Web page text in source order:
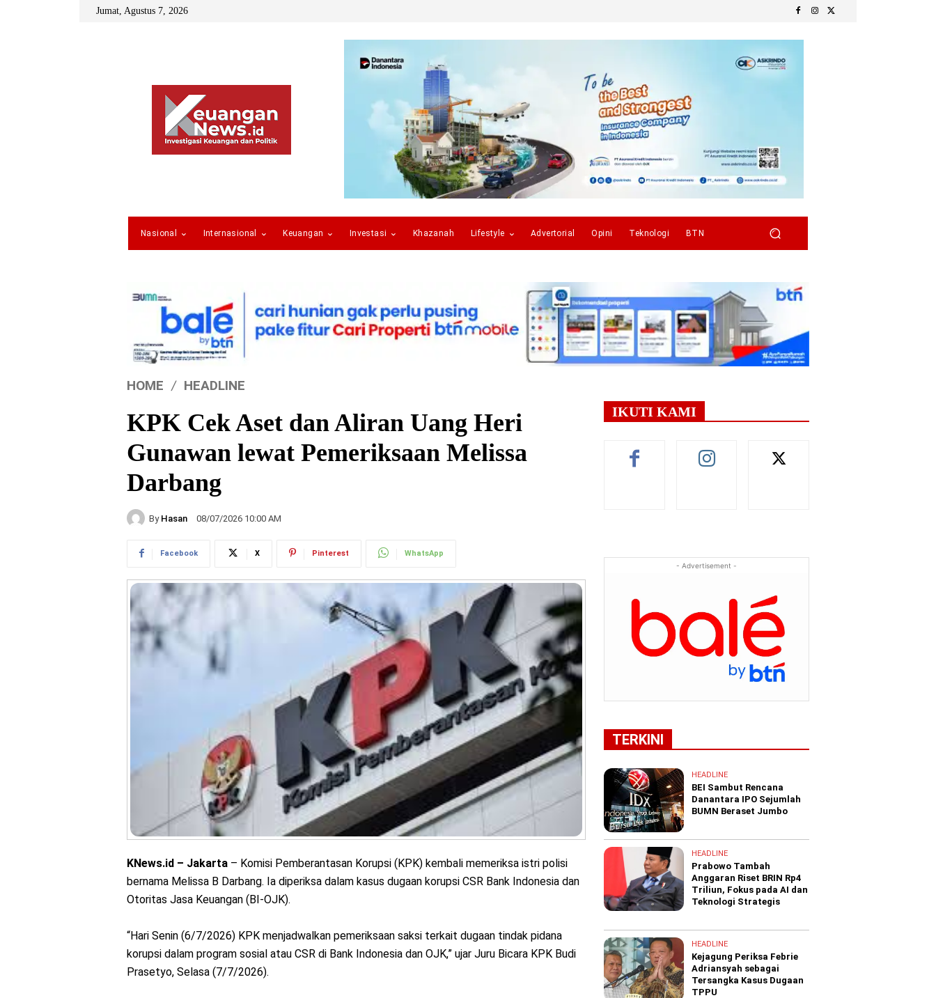
Jumat, Agustus 7, 2026
Nasional Internasional Keuangan Investasi Khazanah Lifestyle Advertorial Opini Teknologi BTN
HOME HEADLINE
KPK Cek Aset dan Aliran Uang Heri
Gunawan lewat Pemeriksaan Melissa
Darbang
By Hasan 08/07/2026 10:00 AM
Facebook X Pinterest WhatsApp
KNews.id – Jakarta – Komisi Pemberantasan Korupsi (KPK) kembali memeriksa istri polisi
bernama Melissa B Darbang. Ia diperiksa dalam kasus dugaan korupsi CSR Bank Indonesia dan
Otoritas Jasa Keuangan (BI-OJK).
“Hari Senin (6/7/2026) KPK menjadwalkan pemeriksaan saksi terkait dugaan tindak pidana
korupsi dalam program sosial atau CSR di Bank Indonesia dan OJK,” ujar Juru Bicara KPK Budi
Prasetyo, Selasa (7/7/2026).
IKUTI KAMI
- Advertisement -
TERKINI
HEADLINE
BEI Sambut Rencana
Danantara IPO Sejumlah
BUMN Beraset Jumbo
HEADLINE
Prabowo Tambah
Anggaran Riset BRIN Rp4
Triliun, Fokus pada AI dan
Teknologi Strategis
HEADLINE
Kejagung Periksa Febrie
Adriansyah sebagai
Tersangka Kasus Dugaan
TPPU